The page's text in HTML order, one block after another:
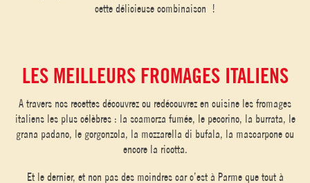
cette délicieuse combinaison !
LES MEILLEURS FROMAGES ITALIENS
A travers nos recettes découvrez ou redécouvrez en cuisine les fromages
italiens les plus célèbres : la scamorza fumée, le pecorino, la burrata, le
grana padano, le gorgonzola, la mozzarella di bufala, la mascarpone ou
encore la ricotta.
Et le dernier, et non pas des moindres car c’est à Parme que tout à